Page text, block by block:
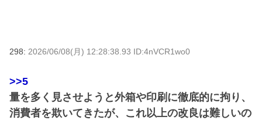
298: 2026/06/08(月) 12:28:38.93 ID:4nVCR1wo0
>>5
量を多く見させようと外箱や印刷に徹底的に拘り、
消費者を欺いてきたが、これ以上の改良は難しいの